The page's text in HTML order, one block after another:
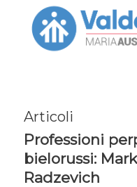
Articoli
Professioni
bielorussi:
Radzevich